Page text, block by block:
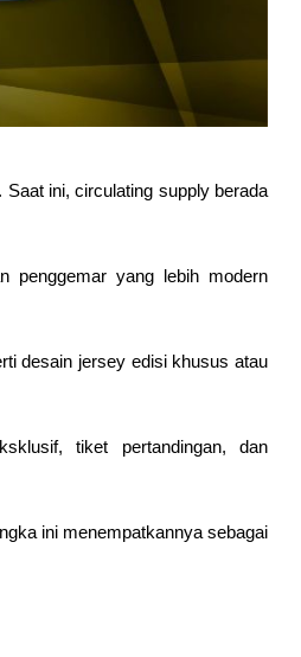
ini, circulating supply berada
penggemar yang lebih modern
desain jersey edisi khusus atau
tiket pertandingan, dan
ini menempatkannya sebagai